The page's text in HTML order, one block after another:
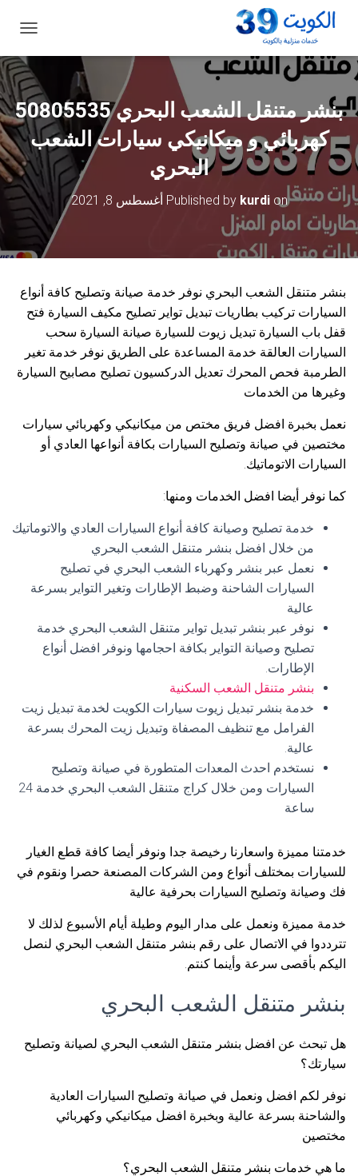
ب
د
ي
ل
ا
ل
ت
ن
ق
ل
كهربائي و ميكانيكي سيارات الشعب
البحري
Published by kurdion أغسطس 8, 2021
بنشر متنقل الشعب البحري نوفر خدمة صيانة وتصليح كافة أنواع
السيارات تركيب بطاريات تبديل تواير تصليح مكيف السيارة فتح
قفل باب السيارة تبديل زيوت للسيارة صيانة السيارة سحب
السيارات العالقة خدمة المساعدة على الطريق نوفر خدمة تغير
الطرمبة فحص المحرك تعديل الدركسيون تصليح مصابيح السيارة
وغيرها من الخدمات
نعمل بخبرة افضل فريق مختص من ميكانيكي وكهربائي سيارات
مختصين في صيانة وتصليح السيارات بكافة أنواعها العادي أو
السيارات الاتوماتيك.
كما نوفر أيضا افضل الخدمات ومنها:
خدمة تصليح وصيانة كافة أنواع السيارات العادي والاتوماتيك
من خلال افضل بنشر متنقل الشعب البحري
نعمل عبر بنشر وكهرباء الشعب البحري في تصليح
السيارات الشاحنة وضبط الإطارات وتغير التواير بسرعة
عالية
نوفر عبر بنشر تبديل تواير متنقل الشعب البحري خدمة
تصليح وصيانة التواير بكافة احجامها ونوفر افضل أنواع
الإطارات.
بنشر متنقل الشعب السكنية
خدمة بنشر تبديل زيوت سيارات الكويت لخدمة تبديل زيت
الفرامل مع تنظيف المصفاة وتبديل زيت المحرك بسرعة
عالية.
نستخدم احدث المعدات المتطورة في صيانة وتصليح
السيارات ومن خلال كراج متنقل الشعب البحري خدمة 24
ساعة
خدمتنا مميزة واسعارنا رخيصة جدا ونوفر أيضا كافة قطع الغيار
للسيارات بمختلف أنواع ومن الشركات المصنعة حصرا ونقوم في
فك وصيانة وتصليح السيارات بحرفية عالية
خدمة مميزة ونعمل على مدار اليوم وطيلة أيام الأسبوع لذلك لا
تترددوا في الاتصال على رقم بنشر متنقل الشعب البحري لنصل
اليكم بأقصى سرعة وأينما كنتم.
بنشر متنقل الشعب البحري
هل تبحث عن افضل بنشر متنقل الشعب البحري لصيانة وتصليح
سيارتك؟
نوفر لكم افضل ونعمل في صيانة وتصليح السيارات العادية
والشاحنة بسرعة عالية وبخبرة افضل ميكانيكي وكهربائي
مختصين
ما هي خدمات بنشر متنقل الشعب البحري؟